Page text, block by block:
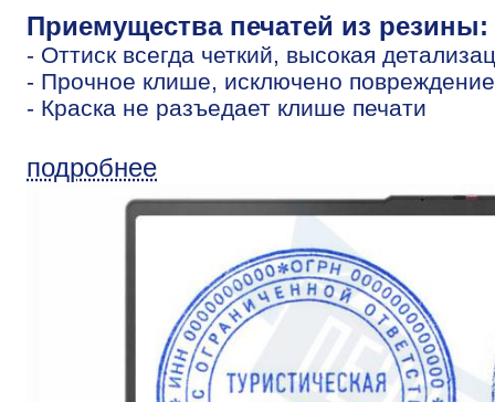
Приемущества печатей из резины:
- Оттиск всегда четкий, высокая
- Прочное клише, исключено
- Краска не разъедает клише печати
подробнее